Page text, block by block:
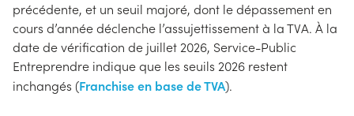
précédente, et un seuil majoré, dont le dépassement en
cours d’année déclenche l’assujettissement à la TVA. À la
date de vérification de juillet 2026, Service-Public
Entreprendre indique que les seuils 2026 restent
inchangés (Franchise en base de TVA).